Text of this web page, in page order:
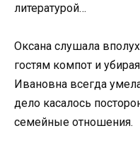
литературой…
Оксана слушала
гостям компот и
Ивановна всегда
дело касалось
семейные отношения.